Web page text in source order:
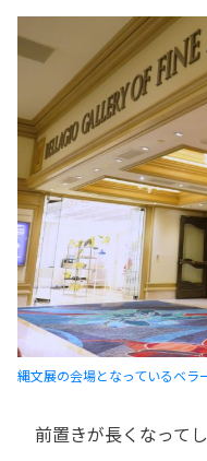
縄文展の会場となっているベラ
前置きが長くなって